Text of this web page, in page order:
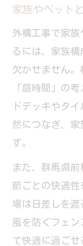
家族やペット
外構工事で家
るには、家族
欠かせません。
「庭時間」の
ドデッキやタ
然につなぎ、
す。
また、群馬県
節ごとの快適性
場は日差しを
風を防ぐフェ
て快適に過ごせ